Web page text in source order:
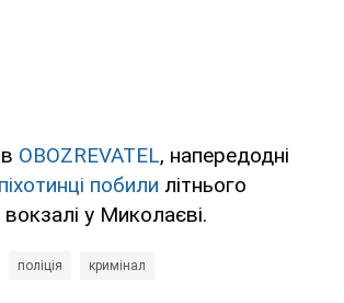
OBOZREVATEL, напередодні
побили літнього
у Миколаєві.
поліція кримінал